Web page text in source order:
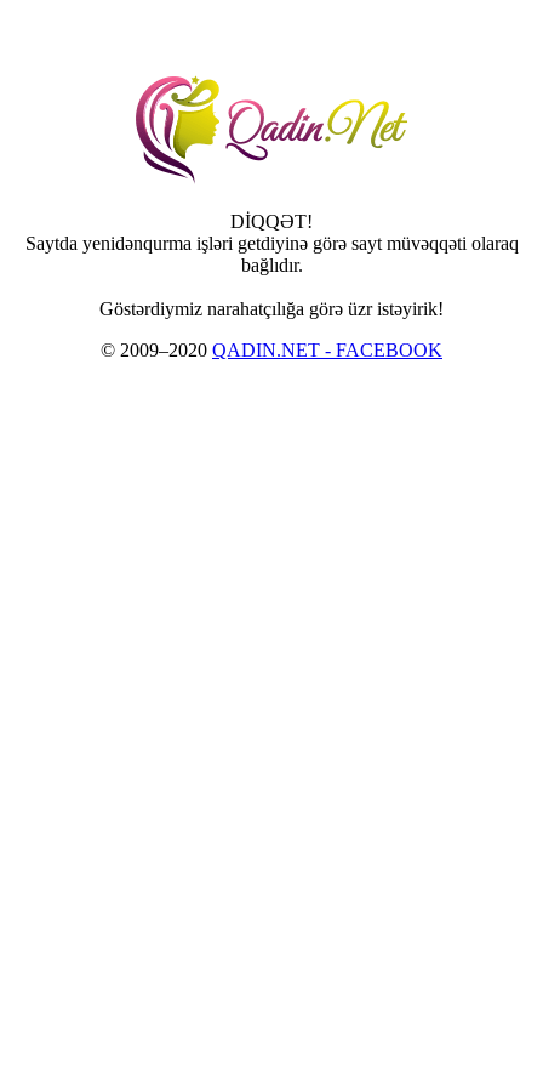
DİQQƏT!
Saytda yenidənqurma işləri getdiyinə görə sayt müvəqqəti olaraq
bağlıdır.
Göstərdiymiz narahatçılığa görə üzr istəyirik!
© 2009–2020 QADIN.NET - FACEBOOK